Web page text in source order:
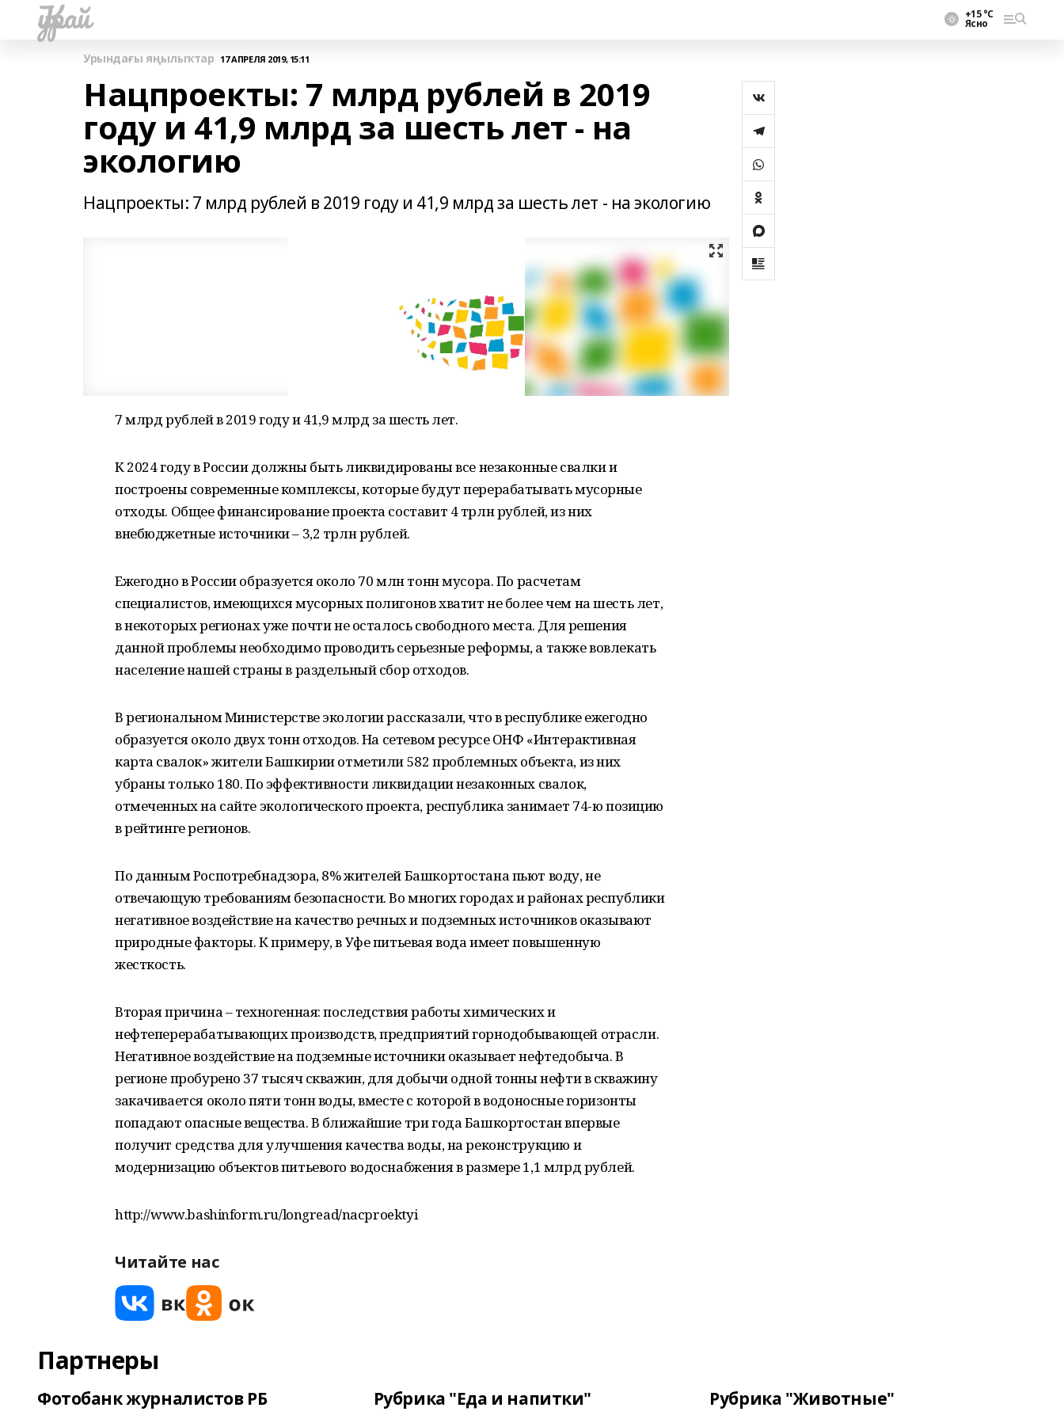
Ҡурай +15 °С
Ясно
Урындағы яңылыҡтар 17 АПРЕЛЯ 2019, 15:11
Нацпроекты: 7 млрд рублей в 2019
году и 41,9 млрд за шесть лет - на
экологию
Нацпроекты: 7 млрд рублей в 2019 году и 41,9 млрд за шесть лет - на экологию
7 млрд рублей в 2019 году и 41,9 млрд за шесть лет.
К 2024 году в России должны быть ликвидированы все незаконные свалки и
построены современные комплексы, которые будут перерабатывать мусорные
отходы. Общее финансирование проекта составит 4 трлн рублей, из них
внебюджетные источники – 3,2 трлн рублей.
Ежегодно в России образуется около 70 млн тонн мусора. По расчетам
специалистов, имеющихся мусорных полигонов хватит не более чем на шесть лет,
в некоторых регионах уже почти не осталось свободного места. Для решения
данной проблемы необходимо проводить серьезные реформы, а также вовлекать
население нашей страны в раздельный сбор отходов.
В региональном Министерстве экологии рассказали, что в республике ежегодно
образуется около двух тонн отходов. На сетевом ресурсе ОНФ «Интерактивная
карта свалок» жители Башкирии отметили 582 проблемных объекта, из них
убраны только 180. По эффективности ликвидации незаконных свалок,
отмеченных на сайте экологического проекта, республика занимает 74-ю позицию
в рейтинге регионов.
По данным Роспотребнадзора, 8% жителей Башкортостана пьют воду, не
отвечающую требованиям безопасности. Во многих городах и районах республики
негативное воздействие на качество речных и подземных источников оказывают
природные факторы. К примеру, в Уфе питьевая вода имеет повышенную
жесткость.
Вторая причина – техногенная: последствия работы химических и
нефтеперерабатывающих производств, предприятий горнодобывающей отрасли.
Негативное воздействие на подземные источники оказывает нефтедобыча. В
регионе пробурено 37 тысяч скважин, для добычи одной тонны нефти в скважину
закачивается около пяти тонн воды, вместе с которой в водоносные горизонты
попадают опасные вещества. В ближайшие три года Башкортостан впервые
получит средства для улучшения качества воды, на реконструкцию и
модернизацию объектов питьевого водоснабжения в размере 1,1 млрд рублей.
http://www.bashinform.ru/longread/nacproektyi
Читайте нас
Партнеры
Фотобанк журналистов РБ Рубрика "Еда и напитки" Рубрика "Животные"